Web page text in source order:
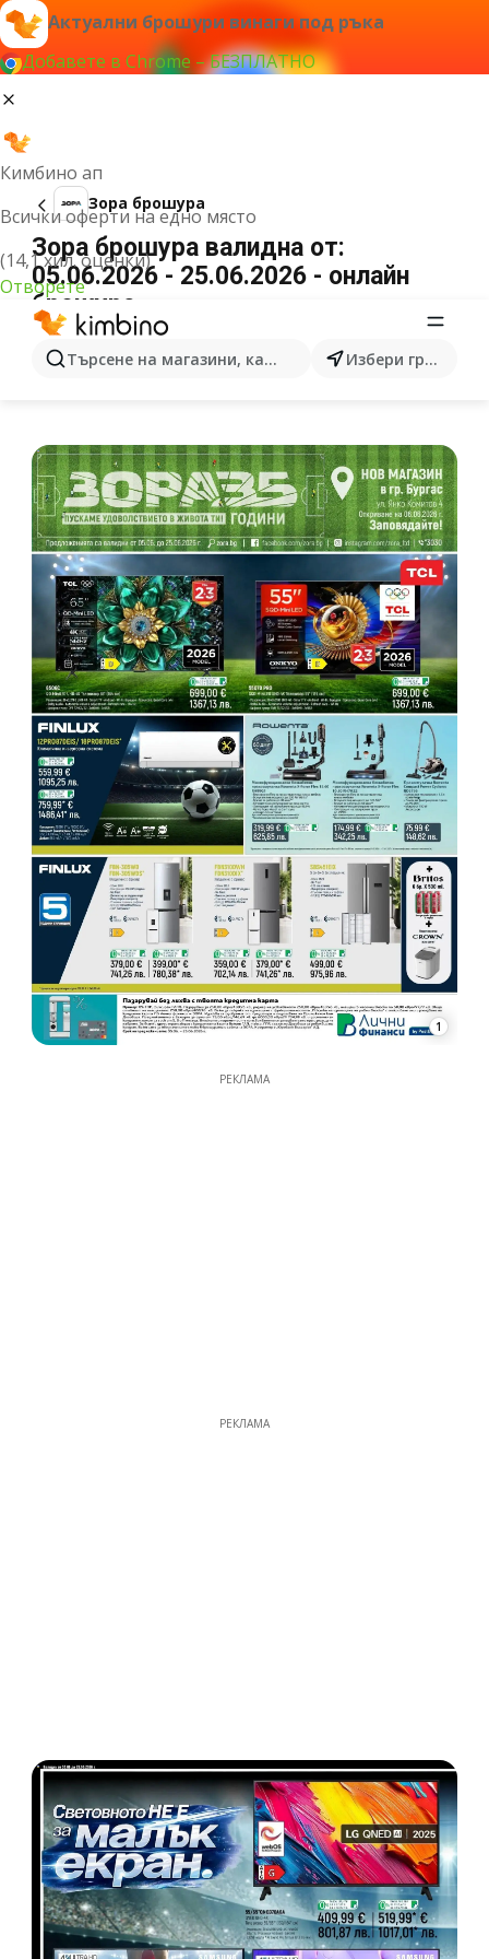
Актуални брошури винаги под ръка
Добавете в Chrome – БЕЗПЛАТНО
Кимбино ап
Всички оферти на едно място
(14,1 хил. оценки)
Отворете
Търсене на магазини, категории, продукти...Избери град
Зора брошура
Зора брошура валидна от:
05.06.2026 - 25.06.2026 - онлайн
брошура
1
РЕКЛАМА
РЕКЛАМА